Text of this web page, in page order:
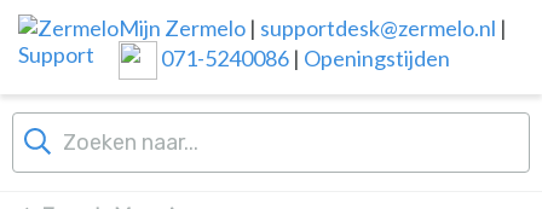
Overslaan naar hoofdinhoud
Mijn Zermelo | supportdesk@zermelo.nl |
071-5240086 | Openingstijden